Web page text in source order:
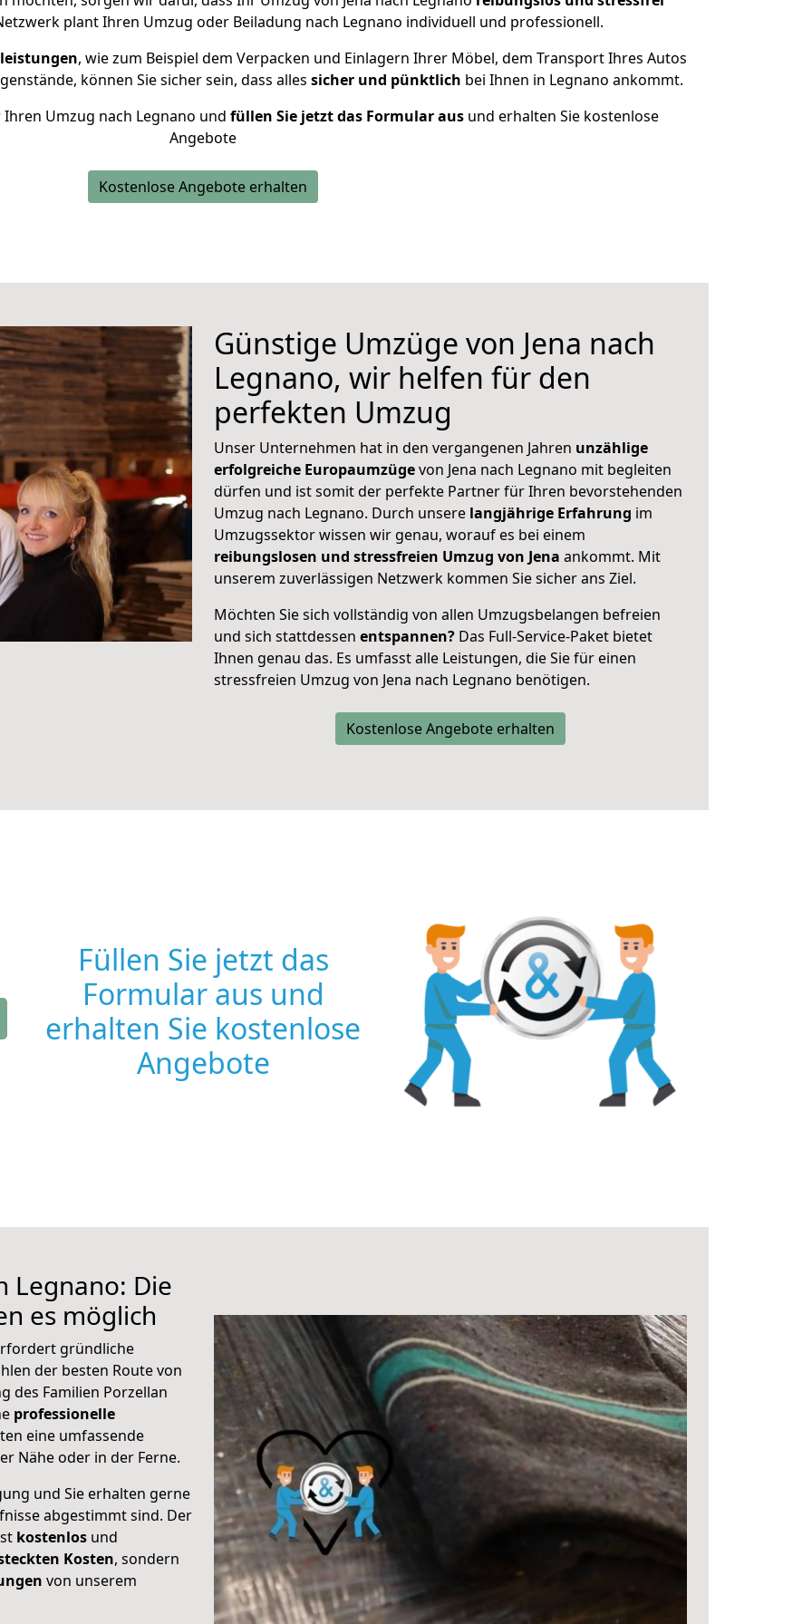
plant Ihren Umzug oder Beiladung nach Legnano individuell und professionell.
, wie zum Beispiel dem Verpacken und Einlagern Ihrer Möbel, dem Transport Ihres Autos
können Sie sicher sein, dass alles sicher und pünktlich bei Ihnen in Legnano ankommt.
Umzug nach Legnano und füllen Sie jetzt das Formular aus und erhalten Sie kostenlose
Angebote
Kostenlose Angebote erhalten
Günstige Umzüge von Jena nach
Legnano, wir helfen für den
perfekten Umzug
Unser Unternehmen hat in den vergangenen Jahren unzählige
erfolgreiche Europaumzügevon Jena nach Legnano mit begleiten
dürfen und ist somit der perfekte Partner für Ihren bevorstehenden
Umzug nach Legnano. Durch unsere langjährige Erfahrung im
Umzugssektor wissen wir genau, worauf es bei einem
reibungslosen und stressfreien Umzug von Jena ankommt. Mit
unserem zuverlässigen Netzwerk kommen Sie sicher ans Ziel.
Möchten Sie sich vollständig von allen Umzugsbelangen befreien
und sich stattdessen entspannen? Das Full-Service-Paket bietet
Ihnen genau das. Es umfasst alle Leistungen, die Sie für einen
stressfreien Umzug von Jena nach Legnano benötigen.
Kostenlose Angebote erhalten
Füllen Sie jetzt das
Formular aus und
erhalten Sie kostenlose
Angebote
Legnano: Die
es möglich
gründliche
der besten Route von
des Familien Porzellan
professionelle
eine umfassende
Nähe oder in der Ferne.
und Sie erhalten gerne
abgestimmt sind. Der
kostenlos und
Kosten, sondern
von unserem